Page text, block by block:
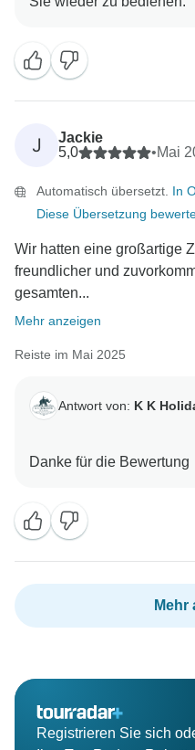
J
Jackie
5,0
•Mai
Automatisch übersetzt. In
Diese Übersetzung
Wir hatten eine großartige
freundlicher und
gesamten...
Mehr anzeigen
Reiste im Mai 2025
Antwort von: K K
Mehr
Registrieren Sie sich